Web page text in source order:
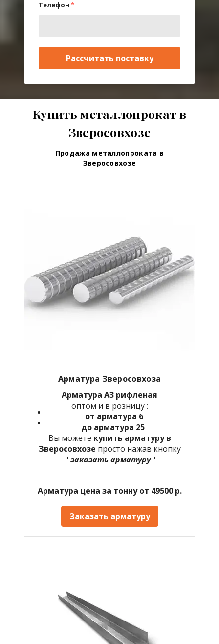
Телефон *
Рассчитать поставку
Купить металлопрокат в
Зверосовхозе
Продажа металлопроката в
Зверосовхозе
Арматура Зверосовхоза
Арматура А3 рифленая
оптом и в розницу :
от арматура 6
до арматура 25
Вы можете купить арматуру в
Зверосовхозе просто нажав кнопку
" заказать арматуру"
Арматура цена за тонну от 49500 р.
Заказать арматуру